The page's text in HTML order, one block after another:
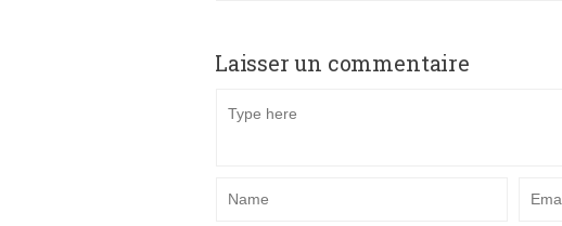
Laisser un commentaire